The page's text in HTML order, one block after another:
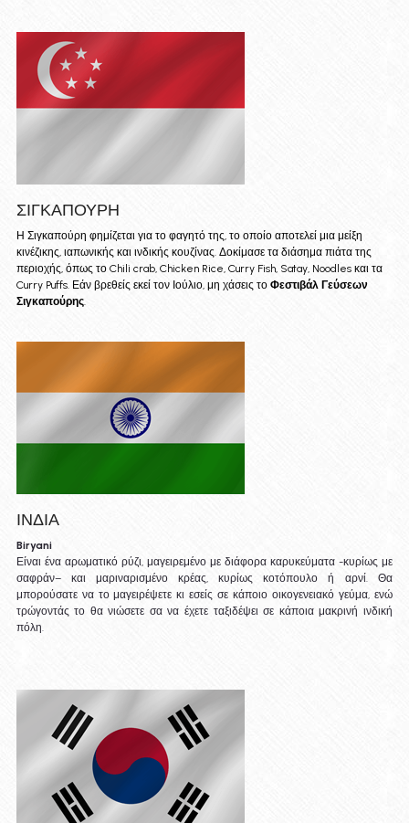
ΣΙΓΚΑΠΟΥΡΗ
Η Σιγκαπούρη φημίζεται για το φαγητό της, το οποίο αποτελεί μια μείξη
κινέζικης, ιαπωνικής και ινδικής κουζίνας. Δοκίμασε τα διάσημα πιάτα της
περιοχής, όπως το Chili crab, Chicken Rice, Curry Fish, Satay, Noodles και τα
Curry Puffs. Εάν βρεθείς εκεί τον Ιούλιο, μη χάσεις το Φεστιβάλ Γεύσεων
Σιγκαπούρης.
ΙΝΔΙΑ
Biryani
Είναι ένα αρωματικό ρύζι, μαγειρεμένο με διάφορα καρυκεύματα -κυρίως με
σαφράν– και μαριναρισμένο κρέας, κυρίως κοτόπουλο ή αρνί. Θα
μπορούσατε να το μαγειρέψετε κι εσείς σε κάποιο οικογενειακό γεύμα, ενώ
τρώγοντάς το θα νιώσετε σα να έχετε ταξιδέψει σε κάποια μακρινή ινδική
πόλη.